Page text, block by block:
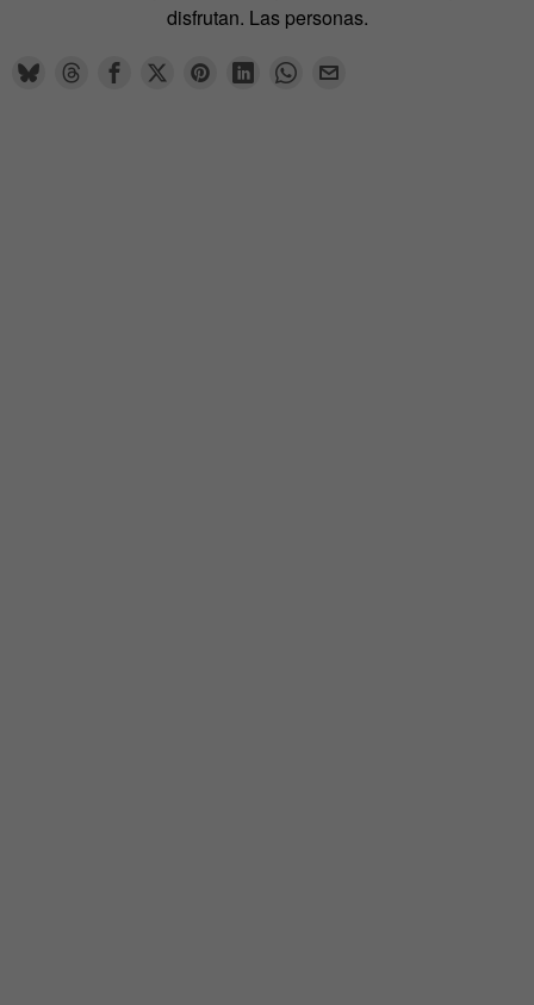
disfrutan. Las personas.